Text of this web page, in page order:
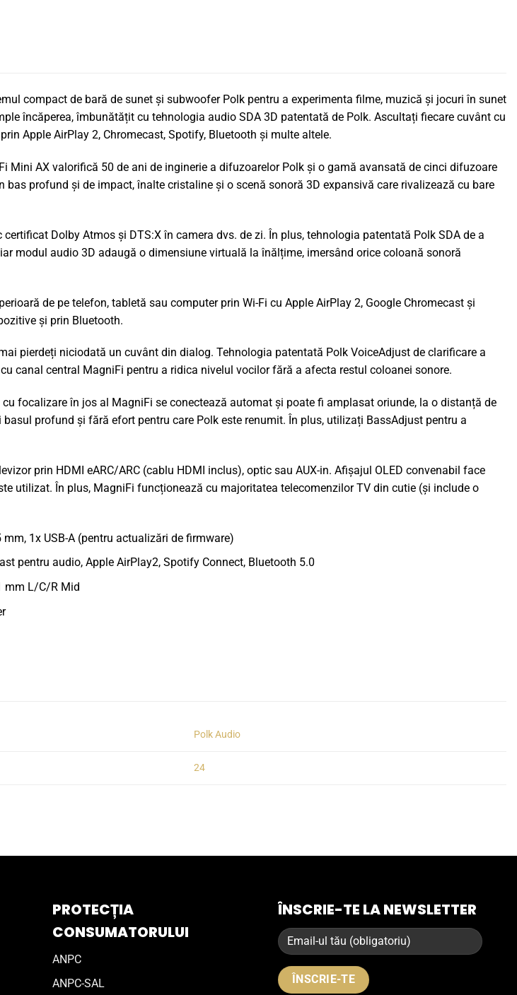
compact de bară de sunet și subwoofer Polk pentru a experimenta filme, muzică și jocuri în sunet
încăperea, îmbunătățit cu tehnologia audio SDA 3D patentată de Polk. Ascultați fiecare cuvânt cu
Apple AirPlay 2, Chromecast, Spotify, Bluetooth și multe altele.
Mini AX valorifică 50 de ani de inginerie a difuzoarelor Polk și o gamă avansată de cinci difuzoare
profund și de impact, înalte cristaline și o scenă sonoră 3D expansivă care rivalizează cu bare
Dolby Atmos și DTS:X în camera dvs. de zi. În plus, tehnologia patentată Polk SDA de a
modul audio 3D adaugă o dimensiune virtuală la înălțime, imersând orice coloană sonoră
de pe telefon, tabletă sau computer prin Wi-Fi cu Apple AirPlay 2, Google Chromecast și
și prin Bluetooth.
pierdeți niciodată un cuvânt din dialog. Tehnologia patentată Polk VoiceAdjust de clarificare a
canal central MagniFi pentru a ridica nivelul vocilor fără a afecta restul coloanei sonore.
focalizare în jos al MagniFi se conectează automat și poate fi amplasat oriunde, la o distanță de
profund și fără efort pentru care Polk este renumit. În plus, utilizați BassAdjust pentru a
prin HDMI eARC/ARC (cablu HDMI inclus), optic sau AUX-in. Afișajul OLED convenabil face
utilizat. În plus, MagniFi funcționează cu majoritatea telecomenzilor TV din cutie (și include o
1x USB-A (pentru actualizări de firmware)
pentru audio, Apple AirPlay2, Spotify Connect, Bluetooth 5.0
mm L/C/R Mid
Polk Audio
24
PROTECȚIA
CONSUMATORULUI
ANPC
ANPC-SAL
ÎNSCRIE-TE LA NEWSLETTER